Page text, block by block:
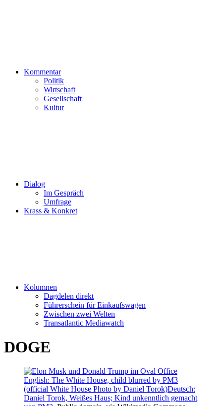
Kommentar
Politik
Wirtschaft
Gesellschaft
Kultur
Dialog
Im Gespräch
Umfrage
Krass & Konkret
Kolumnen
Dagdelen direkt
Führerschein für Einkaufswagen
Zwischen zwei Welten
Transatlantic Mediawatch
DOGE
English: The White House, child blurred by PM3
(official White House Photo by Daniel Torok)Deutsch:
Daniel Torok, Weißes Haus; Kind unkenntlich gemacht